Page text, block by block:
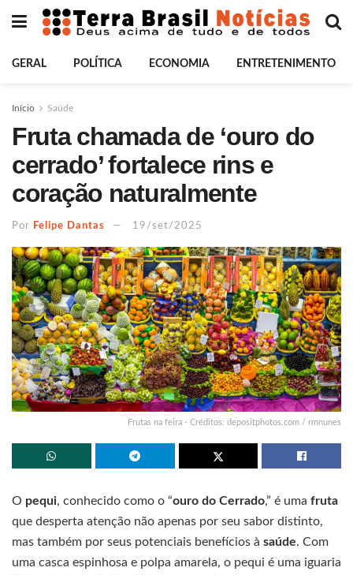
GERAL POLÍTICA ECONOMIA ENTRETENIMENTO
Início Saúde
Fruta chamada de ‘ouro do
cerrado’ fortalece rins e
coração naturalmente
Por Felipe Dantas 19/set/2025
Frutas na feira - Créditos: depositphotos.com / rmnunes
O pequi, conhecido como o “ouro do Cerrado,” é uma fruta
que desperta atenção não apenas por seu sabor distinto,
mas também por seus potenciais benefícios à saúde. Com
uma casca espinhosa e polpa amarela, o pequi é uma iguaria